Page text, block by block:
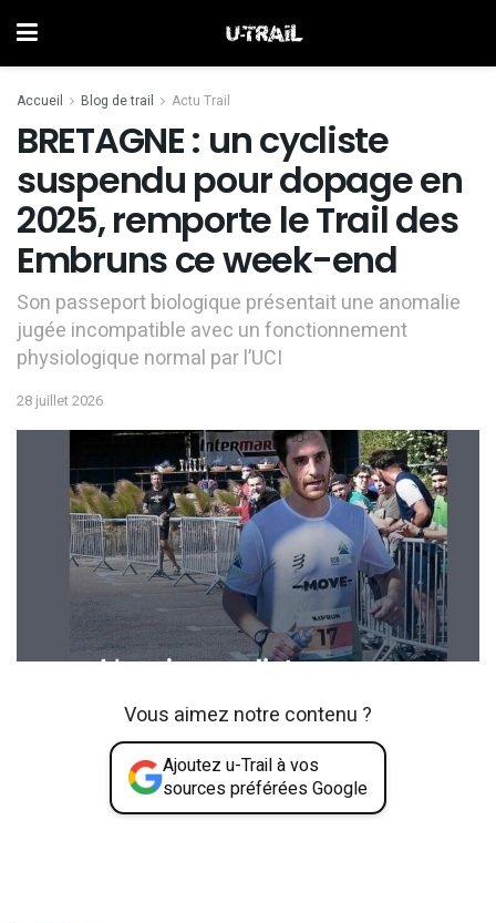
Accueil Blog de trail Actu Trail
BRETAGNE : un cycliste
suspendu pour dopage en
2025, remporte le Trail des
Embruns ce week-end
Son passeport biologique présentait une anomalie
jugée incompatible avec un fonctionnement
physiologique normal par l’UCI
28 juillet 2026
Vous aimez notre contenu ?
Ajoutez u-Trail à vos
sources préférées Google